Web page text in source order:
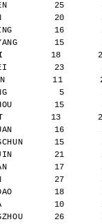
25
20
16
15
18
23
11       24
5
15
13
16
15       25
21
17
27       33
18
10
26